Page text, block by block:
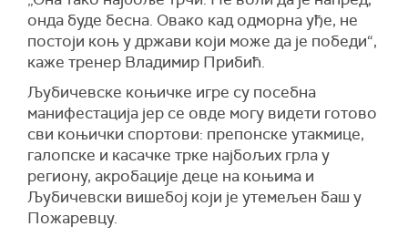
онда буде бесна. Овако кад одморна уђе, не
постоји коњ у држави који може да је победи“,
каже тренер Владимир Прибић.
Љубичевске коњичке игре су посебна
манифестација јер се овде могу видети готово
сви коњички спортови: препонске утакмице,
галопске и касачке трке најбољих грла у
региону, акробације деце на коњима и
Љубичевски вишебој који је утемељен баш у
Пожаревцу.